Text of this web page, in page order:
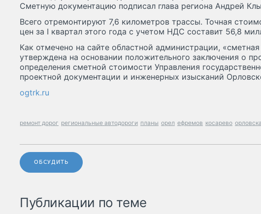
Сметную документацию подписал глава региона Андрей
Всего отремонтируют 7,6 километров трассы. Точная
цен за I квартал этого года с учетом НДС составит 56,8
Как отмечено на сайте областной администрации,
утверждена на основании положительного заключения о
определения сметной стоимости Управления
проектной документации и инженерных изысканий
ogtrk.ru
ремонт дорог региональные автодороги планы орел ефремов косарево
ОБСУДИТЬ
Публикации по теме